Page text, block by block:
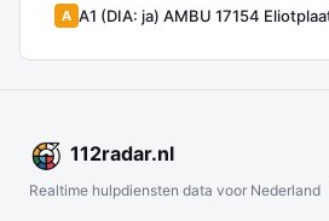
A A1 (DIA: ja) AMBU 17154
112radar.nl
Realtime hulpdiensten data voor Nederland